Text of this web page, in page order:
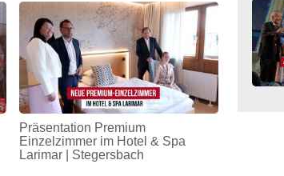
Präsentation Premium
Einzelzimmer im Hotel & Spa
Larimar | Stegersbach